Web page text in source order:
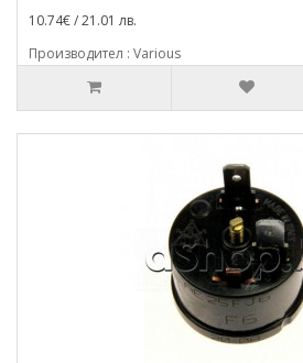
10.74€ / 21.01 лв.
Производител : Various